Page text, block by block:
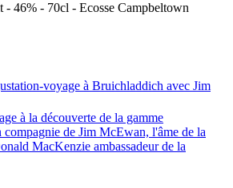
- 46% - 70cl - Ecosse Campbeltown
voyage à Bruichladdich avec Jim
à la découverte de la gamme
de Jim McEwan, l'âme de la
MacKenzie ambassadeur de la